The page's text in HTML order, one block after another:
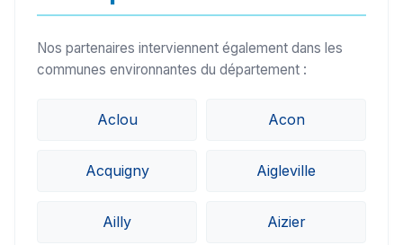
Nos partenaires interviennent également dans les
communes environnantes du département :
Aclou Acon
Acquigny Aigleville
Ailly Aizier